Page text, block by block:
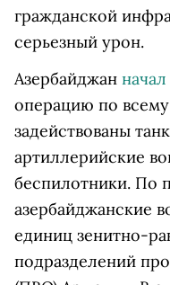
гражданской
серьезный урон.
Азербайджан начал
операцию по
задействованы
артиллерийские
беспилотники. По
азербайджанские
единиц зенитно-
подразделений